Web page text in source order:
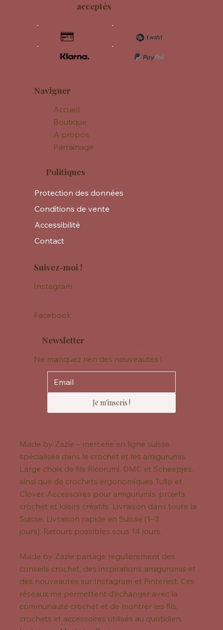
Naviguer
Accueil
Boutique
A propos
Parrainage
Politiques
Protection des données
Conditions de vente
Accessibilité
Contact
Suivez-moi !
Instagram
Facebook
Newsletter
Ne manquez rien des nouveautés !
Je m'inscris !
Made by Zazie – mercerie en ligne suisse
spécialisée dans le crochet et les amigurumis.
Large choix de fils Ricorumi, DMC et Scheepjes,
ainsi que de crochets ergonomiques Tulip et
Clover. Accessoires pour amigurumis, projets
crochet et loisirs créatifs. Livraison dans toute la
Suisse. Livraison rapide en Suisse (1–3
jours). Retours possibles sous 14 jours.
Made by Zazie partage régulièrement des
conseils crochet, des inspirations amigurumis et
des nouveautés sur Instagram et Pinterest. Ces
réseaux me permettent d’échanger avec la
communauté crochet et de montrer les fils,
crochets et accessoires utilisés au quotidien.
acceptés